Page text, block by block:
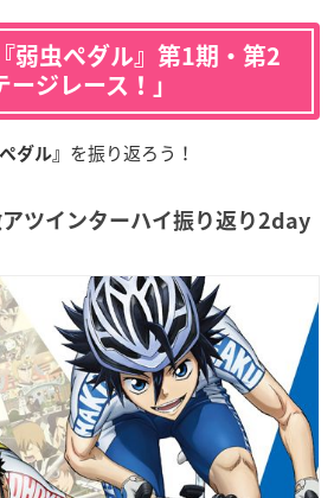
弱虫ペダル』第1期・第2
ジレース！」
ダル』 を振り返ろう！
アツインターハイ振り返り 2day